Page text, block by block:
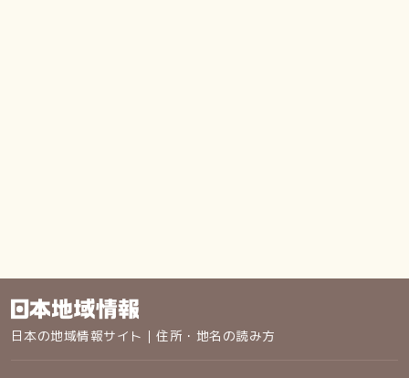
日本の地域情報サイト｜住所・地名の読み方